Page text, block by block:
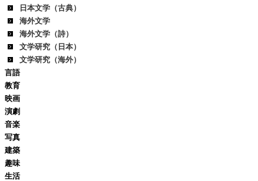
日本文学（古典）
海外文学
海外文学（詩）
文学研究（日本）
文学研究（海外）
言語
教育
映画
演劇
音楽
写真
建築
趣味
生活